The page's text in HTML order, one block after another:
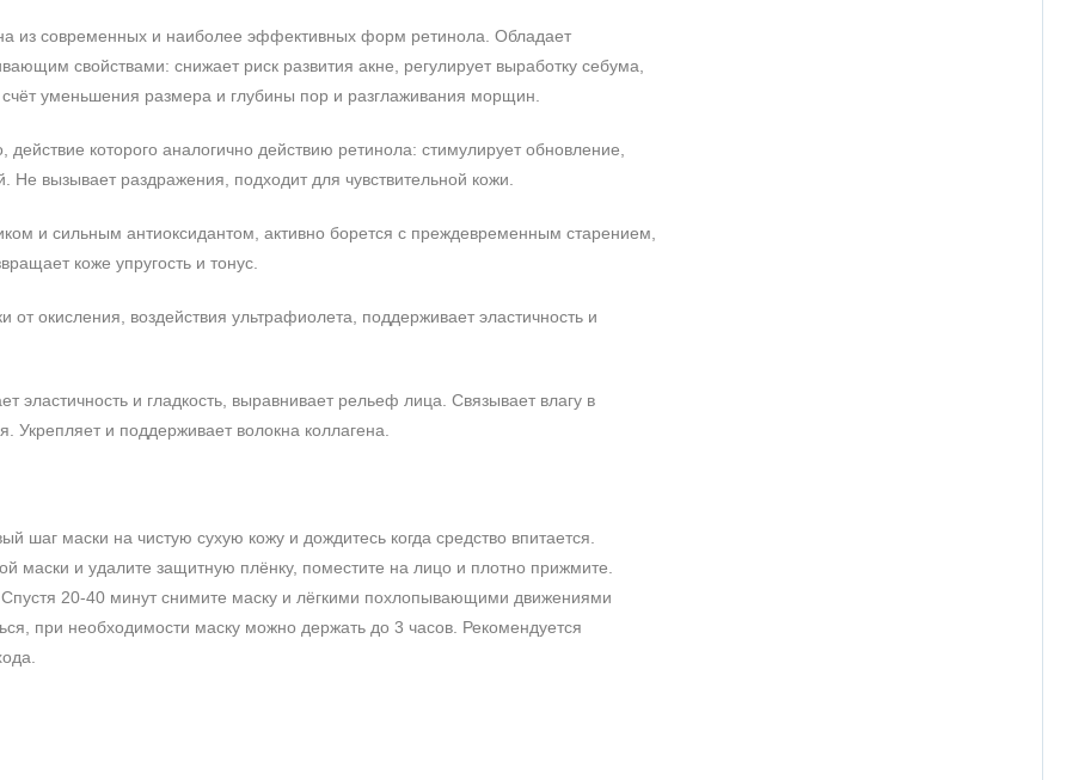
из современных и наиболее эффективных форм ретинола. Обладает
свойствами: снижает риск развития акне, регулирует выработку себума,
счёт уменьшения размера и глубины пор и разглаживания морщин.
которого аналогично действию ретинола: стимулирует обновление,
Не вызывает раздражения, подходит для чувствительной кожи.
и сильным антиоксидантом, активно борется с преждевременным старением,
коже упругость и тонус.
от окисления, воздействия ультрафиолета, поддерживает эластичность и
эластичность и гладкость, выравнивает рельеф лица. Связывает влагу в
Укрепляет и поддерживает волокна коллагена.
шаг маски на чистую сухую кожу и дождитесь когда средство впитается.
маски и удалите защитную плёнку, поместите на лицо и плотно прижмите.
Спустя 20-40 минут снимите маску и лёгкими похлопывающими движениями
при необходимости маску можно держать до 3 часов. Рекомендуется